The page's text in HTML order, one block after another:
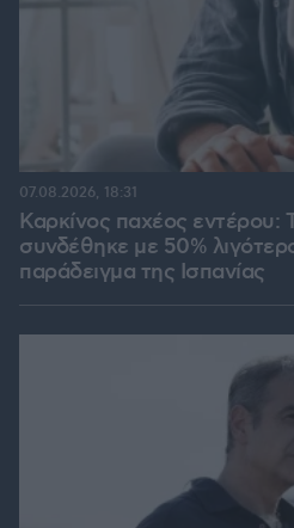
Καρκίνος παχέος εντέρου:
συνδέθηκε με 50%
παράδειγμα της Ισπανίας
07.08.2026, 18:31